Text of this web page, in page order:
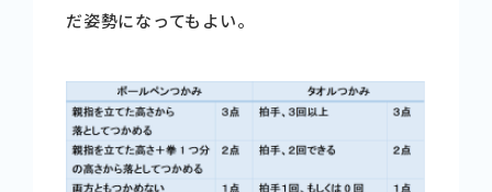
だ姿勢になってもよい。